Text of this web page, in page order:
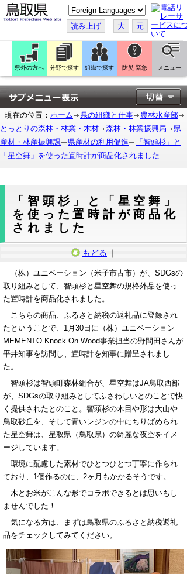
こ
の
ペ
ー
ジ
翻
訳
す
る
読み上げ 大 元
県外の方へ 分野で探す 組織で探す 防災 緊急 メニュー
現在の位置： ホーム 県の組織と仕事
農林水産部
とっとりの森林・林業・木材
森林・林業振興局
県
産材・林産振興課
県産材の利用促進
「智頭杉」と
「星空舞」を使った置時計が商品化されました
「智頭杉」と「星空舞」
を使った置時計が商品化
されました
もどる ｜
（株）ユニベーション（米子市古市）が、SDGsの
取り組みとして、智頭杉と星空舞の規格外品を使っ
た置時計を商品化されました。
こちらの商品、ふるさと納税の返礼品に登録され
たということで、1月30日に（株）ユニベーション
MEMENTO Knock On Wood事業担当の野間田さんが
平井知事を訪問し、置時計を知事に贈呈されまし
た。
智頭杉は智頭町森林組合が、星空舞はJA鳥取西部
が、SDGsの取り組みとしてふさわしいとのことで快
く提供されたとのこと。智頭杉の木目や形は大山や
鳥取砂丘を、そして青いレジンの中にちりばめられ
た星空舞は、星取県（鳥取県）の綺麗な夜空をイメ
ージしています。
環境に配慮した素材でひとつひとつ丁寧に作られ
ており、1個作るのに、2ヶ月もかかるそうです。
木とお米がこんな形でコラボできるとは思いもし
ませんでした！
気になる方は、まずは鳥取県のふるさと納税返礼
品をチェックしてみてください。